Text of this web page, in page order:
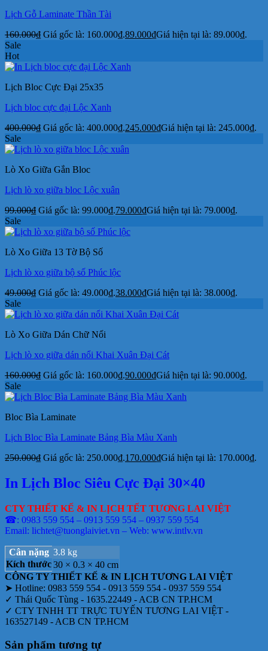
Lịch Gỗ Laminate Thần Tài
160.000₫ Giá gốc là: 160.000₫.89.000₫Giá hiện tại là: 89.000₫.
Sale
Hot
Lịch Bloc Cực Đại 25x35
Lịch bloc cực đại Lộc Xanh
400.000₫ Giá gốc là: 400.000₫.245.000₫Giá hiện tại là: 245.000₫.
Sale
Lò Xo Giữa Gắn Bloc
Lịch lò xo giữa bloc Lộc xuân
99.000₫ Giá gốc là: 99.000₫.79.000₫Giá hiện tại là: 79.000₫.
Sale
Lò Xo Giữa 13 Tờ Bộ Số
Lịch lò xo giữa bộ số Phúc lộc
49.000₫ Giá gốc là: 49.000₫.38.000₫Giá hiện tại là: 38.000₫.
Sale
Lò Xo Giữa Dán Chữ Nổi
Lịch lò xo giữa dán nổi Khai Xuân Đại Cát
160.000₫ Giá gốc là: 160.000₫.90.000₫Giá hiện tại là: 90.000₫.
Sale
Bloc Bìa Laminate
Lịch Bloc Bìa Laminate Bảng Bìa Màu Xanh
250.000₫ Giá gốc là: 250.000₫.170.000₫Giá hiện tại là: 170.000₫.
In Lịch Bloc Siêu Cực Đại 30×40
CTY THIẾT KẾ & IN LỊCH TẾT TƯƠNG LAI VIỆT
☎: 0983 559 554 – 0913 559 554 – 0937 559 554
Email: lichtet@tuonglaiviet.vn – Web: www.intlv.vn
Cân nặng 3.8 kg
Kích thước30 × 0.3 × 40 cm
CÔNG TY THIẾT KẾ & IN LỊCH TƯƠNG LAI VIỆT
➤ Hotline: 0983 559 554 - 0913 559 554 - 0937 559 554
✓ Thái Quốc Tùng - 1635.22449 - ACB CN TP.HCM
✓ CTY TNHH TT TRỰC TUYẾN TƯƠNG LAI VIỆT -
163527149 - ACB CN TP.HCM
Sản phẩm tương tự